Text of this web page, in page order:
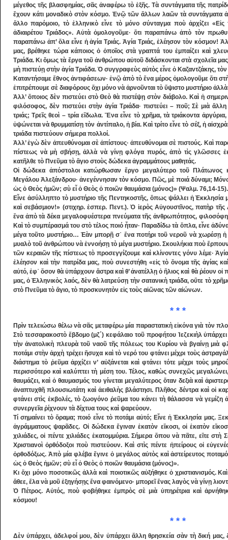
μέγε­­θος τῆς βλασφημίας, σᾶς ἀναφέρω τὸ ἑξῆς. Τὰ συντάγματα τῆς
ἔχουν κάτι μοναδικὸ στὸν κόσμο. Ἐνῷ τῶν ἄλ­λων λαῶν τὰ συντάγματα
ἄλλο παρόμοιο, τὸ ἑλ­ληνικὸ εἶ­νε τὸ μόνο σύνταγμα ποὺ ἀρχίζει
ἀδιαιρέτου Τριάδος». Αὐτὰ ὁμολογοῦμε· ὅτι παρα­πάνω ἀπὸ τὸν
παραπάνω ἀπ’ ὅλα εἶνε ἡ ἁγία Τρι­άς. Ἁγία Τριάς, ἐλέησον τὸν κόσμον!
μας, βρέ­θηκε τώρα κάποιος ὁ ὁποῖος στὰ γραπτά του ἐμ­­παί­­ζει καὶ
Τριάδα. Κι ὅμως τὰ ἔργα τοῦ ἀνθρώπου αὐτοῦ διδάσκονται στὰ σχολεῖα
μὴ πιστεύῃ στὴν ἁγία Τριάδα. Ὁ συγγραφεὺς αὐ­τὸς εἶνε ὁ Καζαντζάκης,
Καταντήσαμε ἔθνος ἀντιφάσεων· ἐνῷ ἀπὸ τὸ ἕνα μέρος ὁμολογοῦμε ὅτι
ἐπιτρέπουμε σὲ διαφόρους ὄχι μόνο νὰ ἀρνοῦνται τὸ ὕψιστο μυστήριο
Ἀλλ’ ὅποιος δὲν πιστεύει στὸ Θεὸ θὰ πιστέ­ψῃ στὸν διάβολο. Καὶ ἡ
φιλόσοφος, δὲν πιστεύει στὴν ἁγία Τριάδα· πιστεύει – ποῦ; Σὲ μιὰ
τριάς; Τρεῖς θεοὶ – τρία εἴδωλα. Ἕνα εἶνε τὸ χρῆμα, τὰ τριάκοντα
ὑψώνεται νὰ θρυμ­ματίσῃ τὸν ἀντίπαλο, ἡ βία. Καὶ τρίτο εἶνε τὸ σέξ, ἡ
τριάδα πιστεύουν σήμερα πολλοί.
Ἀλλ’ ἐγὼ δὲν ἀπευθύνομαι σὲ ἀπίστους· ἀ­πευθύνομαι σὲ πιστούς. Καὶ
πίστεως νὰ μὴ σβήσῃ, ἀλλὰ νὰ γίνῃ φλόγα πυρός, ἀπὸ τὶς γλῶσσες
κατῆλθε τὸ Πνεῦμα τὸ ἅγιο στοὺς δώδεκα ἀγραμμάτους μαθητάς.
Οἱ δώδεκα ἀπόστολοι κατώρθωσαν ἔργο μεγαλύτερο τοῦ Πλάτωνος
Μεγάλου Ἀλεξάνδρου· ἀνεγέννησαν τὸν κόσμο. Πῶς, μὲ ποιά δύναμι;
ὡς ὁ Θεὸς ἡμῶν; σὺ εἶ ὁ Θεὸς ὁ ποιῶν θαυμάσια (μόνος)» (Ψαλμ. 76,14-15).
Εἶνε ἀσύλληπτο τὸ μυστήριο τῆς Πεντηκο­στῆς, ὅπως ψάλλει ἡ Ἐκκλησία
καὶ σεβάσμιον!» (στιχηρ. ἑσπερ. Πεντ.). Ὁ ἱερὸς Αὐγουστῖνος, πα­τὴρ
ἕνα ἀπὸ τὰ δέκα μεγαλοφυέστερα πνεύματα τῆς ἀνθρωπότητος,
Καὶ τὸ συμ­πέ­ρα­σμά του στὸ τέλος ποιό ἦταν· Παραδίδω τὰ ὅπλα, εἶνε
μέγα τοῦτο μυστήριο… Ἐὰν μπο­ρῇ σ᾽ ἕ­να ποτήρι τοῦ νεροῦ νὰ χωρέ­σῃ ἡ
μυαλὸ τοῦ ἀνθρώπου νὰ ἐν­νοήσῃ τὸ μέγα μυστήριο. Σκουλήκια ποὺ ἕρ­πουν
τῶν κεραιῶν τῆς πίστεως τὸ προσεγγίζουμε καὶ κλίνοντες γόνυ λέμε·
ἐλέησον καὶ τὴν πατρίδα μας, ποὺ συνεστήθη «εἰς τὸ ὄνομα τῆς ἁ­γίας καὶ
αὐτό, ἐφ᾽ ὅσον θὰ ὑπάρχουν ἄστρα καὶ θ’ ἀ­νατέλλῃ ὁ ἥλιος καὶ θὰ ῥέουν οἱ
μας, ὁ Ἑλληνι­κὸς λαός, δὲν θὰ λατρεύσῃ τὴν σατα­νικὴ τρι­άδα, οὔτε τὸ
στὸ Πνεῦμα τὸ ἅγιο, τὸ προσ­κυνητὸν εἰς τοὺς αἰῶνας τῶν αἰώνων.
* * *
Πρὶν τελειώσω θέλω νὰ σᾶς μεταφέρω μία παραστατικὴ εἰκόνα γιὰ τὸν
Στὸ τεσσαρακοστὸ ἕ­βδομο (μζ΄) κεφάλαιο τοῦ προφήτου Ἰ­ε­ζε­κιὴλ
τὴν ἀνατολικὴ πλευρὰ τοῦ ναοῦ τῆς πόλεως του Κυρίου νὰ βγαίνῃ μιὰ
ποτάμι στὴν ἀρ­χὴ τρέχει ἥσυχα καὶ τὸ νερό του φτάνει μέχρι τοὺς
διάστημα τὸ ῥεῦμα ἀρχίζει ν’ αὐξάνεται καὶ φτάνει τότε μέχρι τοὺς
περισσότερο καὶ καλύπτει τὴ μέση του. Τέλος, καθὼς συνε­­χῶς
θαυμάζει, καὶ ὁ θαυμα­σμός του γίνεται μεγαλύτερος ὅταν δεξιὰ καὶ
ἀναπτυ­χθῆ πλουσιωτάτη καὶ ἀειθαλὴς βλάστησι. Πλῆ­θος δέντρα καὶ οἱ
φτάνει στὶς ἐκ­βολές, τὸ ζωο­γόνο ῥεῦμα του κάνει τὴ θάλασ­σα νὰ γεμίζη
συνεργεῖα ῥίχνουν τὰ δίχτυα τους καὶ ψαρεύουν.
Τί σημαίνει τὸ ὅραμα; ποιό εἶνε τὸ ποτάμι αὐτό; Εἶνε ἡ Ἐκκλησία μας.
ἀγράμματους ψαρᾶ­δες. Οἱ δώδεκα ἔγιναν ἑκα­τὸν εἴκοσι, οἱ ἑκα­τὸν εἴκοσι
χιλιάδες, οἱ πέντε χιλιάδες ἑκατομμύρια. Σήμερα ὅπου νὰ πᾶτε, εἴτε
Χριστι­ανοὶ ὀρθόδοξοι ποὺ πιστεύουν. Καὶ στὶς πέντε ἠ­πείρους οἱ
ὀρθοδόξως. Ἀπὸ μία φλέβα ἔγινε ὁ μεγά­λος αὐτὸς καὶ ἀστείρευτος
ὡς ὁ Θεὸς ἡ­μῶν; σὺ εἶ ὁ Θεὸς ὁ ποιῶν θαυμάσια (μόνος)».
Κι ὄχι μόνο ποσοτικῶς ἀλλὰ καὶ ποιοτικῶς αὐξήθηκε ὁ χριστιανισμός.
ἄθεε, ἔλα νὰ μοῦ ἐξηγήσῃς ἕνα φαινόμενο· μπορεῖ ἕνας λαγὸς νὰ γίνῃ
Ὁ Πέτρος. Αὐτός, ποὺ φοβήθηκε ἐμ­πρὸς σὲ μιὰ ὑπηρέτρια καὶ
κόσμου!
* * *
Δὲν ὑπάρχει, ἀδελφοί μου, δὲν ὑπάρχει ἄλ­λη θρησκεία σὰν τὴ δική μας,